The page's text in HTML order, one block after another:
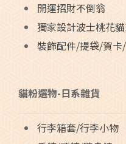
開運招財不倒翁
獨家設計波士桃花
裝飾配件/提袋/賀卡
貓粉選物-日系雜貨
行李箱套/行李小物